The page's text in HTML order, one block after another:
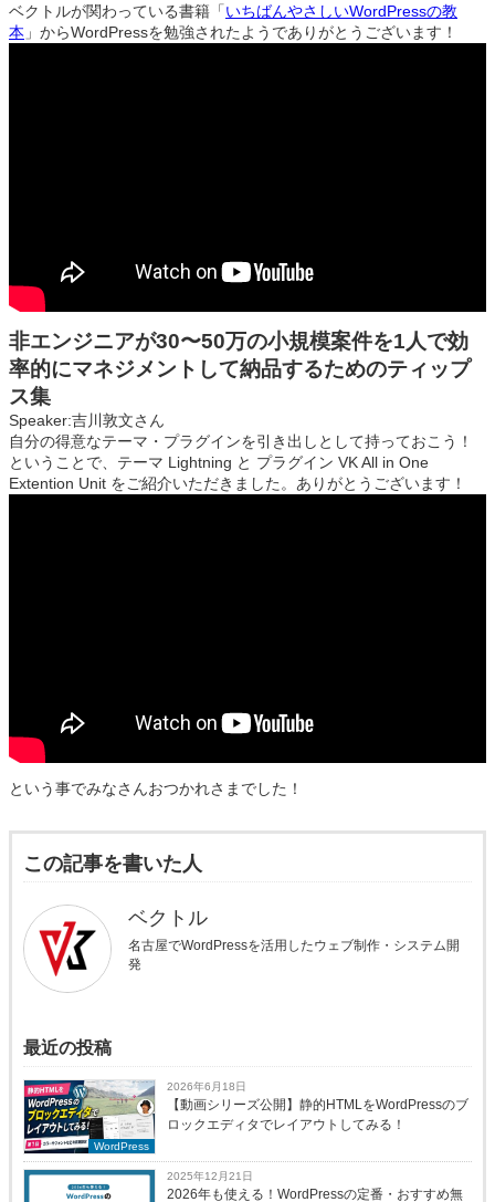
ベクトルが関わっている書籍「いちばんやさしいWordPressの教
本 」からWordPressを勉強されたようでありがとうございます！
非エンジニアが30〜50万の小規模案件を1人で効
率的にマネジメントして納品するためのティップ
ス集
Speaker:吉川敦文さん
自分の得意なテーマ・プラグインを引き出しとして持っておこう！
ということで、テーマ Lightning と プラグイン VK All in One
Extention Unit をご紹介いただきました。ありがとうございます！
という事でみなさんおつかれさまでした！
この記事を書いた人
ベクトル
名古屋でWordPressを活用したウェブ制作・システム開
発
最近の投稿
WordPress
2026年6月18日
【動画シリーズ公開】静的HTMLをWordPressのブ
ロックエディタでレイアウトしてみる！
2025年12月21日
2026年も使える！WordPressの定番・おすすめ無